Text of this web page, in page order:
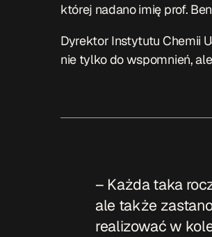
której nadano imię prof.
Dyrektor Instytutu Chemii
nie tylko do wspomnień,
– Każda taka
ale także
realizować w